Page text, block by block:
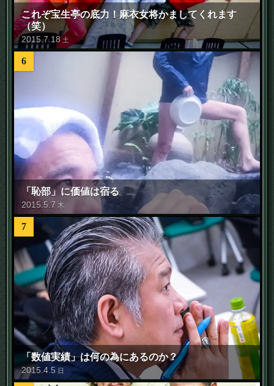
これぞ宝生亭の底力！麻衣女将かましてくれます
（笑）
2015.7. 18 土
6
「恥部」に価値は宿る
2015 5 .7 木
7
「数値実績」は何の為にあるのか？
2015 .4 .5 日